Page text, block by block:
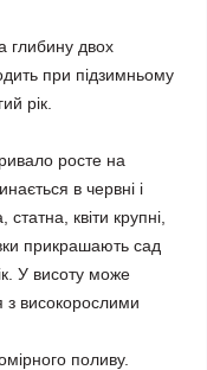
глибину двох
при підзимньому
рік.
росте на
в червні і
квіти крупні,
прикрашають сад
У висоту може
з високорослими
поливу.